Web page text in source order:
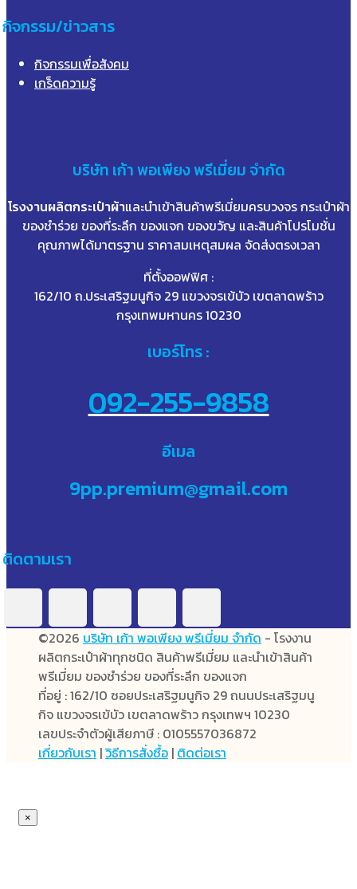
กิจกรรม/ข่าวสาร
กิจกรรมเพื่อสังคม
เกร็ดความรู้
บริษัท เก้าพอเพียง พรีเมี่ยม จำกัด
โรงงานผลิตกระเป๋าผ้าและนำเข้าสินค้าพรีเมี่ยมครบวงจร กระเป๋าผ้า
ของชำร่วย ของที่ระลึก ของแจก ของขวัญ และสินค้าโปรโมชั่น
คุณภาพได้มาตรฐาน ราคาสมเหตุสมผล จัดส่งตรงเวลา
ที่ตั้งออฟฟิศ :
162/10 ถ.ประเสริฐมนูกิจ 29 แขวงจรเข้บัว เขตลาดพร้าว
กรุงเทพมหานคร 10230
เบอร์โทร :
092-255-9858
อีเมล
9pp.premium@gmail.com
ติดตามเรา
©2026 บริษัท เก้า พอเพียง พรีเมี่ยม จำกัด - โรงงาน
ผลิตกระเป๋าผ้าทุกชนิด สินค้าพรีเมี่ยม และนำเข้าสินค้า
พรีเมี่ยม ของชำร่วย ของที่ระลึก ของแจก
ที่อยู่ : 162/10 ซอยประเสริฐมนูกิจ 29 ถนนประเสริฐมนู
กิจ แขวงจรเข้บัว เขตลาดพร้าว กรุงเทพฯ 10230
เลขประจำตัวผู้เสียภาษี : 0105557036872
เกี่ยวกับเรา |วิธีการสั่งซื้อ | ติดต่อเรา
×